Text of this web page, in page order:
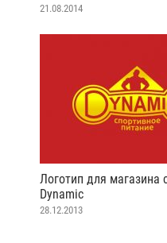
21.08.2014
Логотип для магазина
Dynamic
28.12.2013